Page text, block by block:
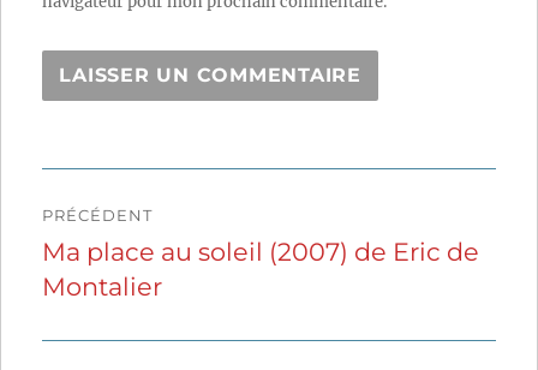
de
l’article
PRÉCÉDENT
Publication
précédente :
Ma place au soleil (2007) de Eric de
Montalier